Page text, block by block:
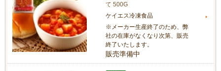
て 500G
ケイエス冷凍食品
※メーカー生産終了のため、弊
社の在庫がなくなり次第、販売
終了いたします。
販売準備中